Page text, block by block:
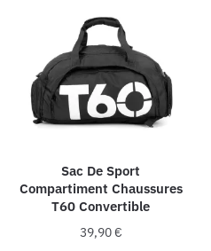
options
peuvent
être
choisies
sur
du
produit
Sac De Sport
Compartiment Chaussures
T60 Convertible
39,90€